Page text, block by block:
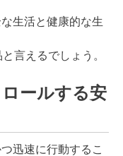
生活と健康的な生
言えるでしょう。
ールする安
迅速に行動するこ